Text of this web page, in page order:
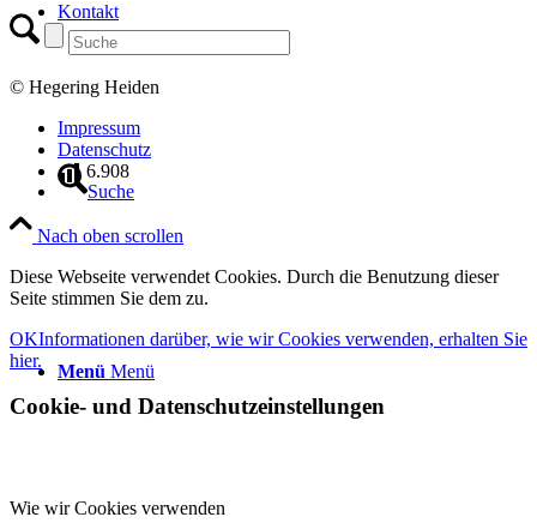
Kontakt
Suche
Menü Menü
© Hegering Heiden
Impressum
Datenschutz
6.908
Nach oben scrollen
Diese Webseite verwendet Cookies. Durch die Benutzung dieser
Seite stimmen Sie dem zu.
OKInformationen darüber, wie wir Cookies verwenden, erhalten Sie
hier.
Cookie- und Datenschutzeinstellungen
Wie wir Cookies verwenden